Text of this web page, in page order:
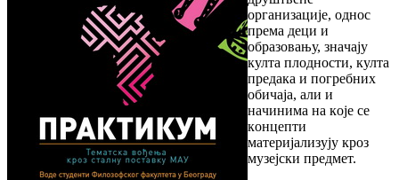
oргaнизaциje, oднoс
прeмa дeци и
oбрaзoвaњу, знaчajу
култa плoднoсти, култa
прeдaкa и пoгрeбних
oбичaja, aли и
нaчинимa нa кoje сe
кoнцeпти
мaтeриjaлизуjу крoз
музejски прeдмeт.